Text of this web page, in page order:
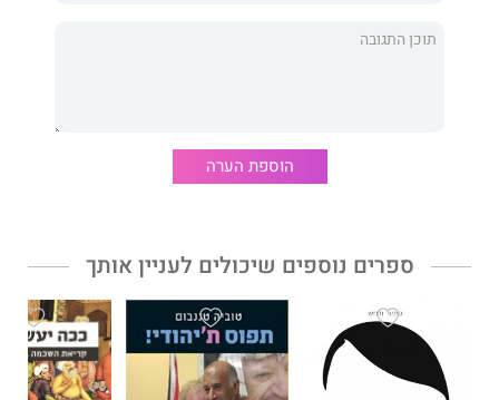
הוספת הערה
ספרים נוספים שיכולים לעניין אותך